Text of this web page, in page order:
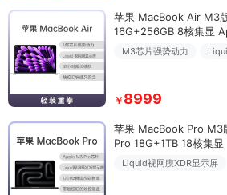
苹果 MacBook Air M3
16G+256GB 8核集显
M3芯片强势动力
￥ 8999
苹果 MacBook Pro M3
Pro 18G+1TB 18核集显
Liquid视网膜XDR显示屏